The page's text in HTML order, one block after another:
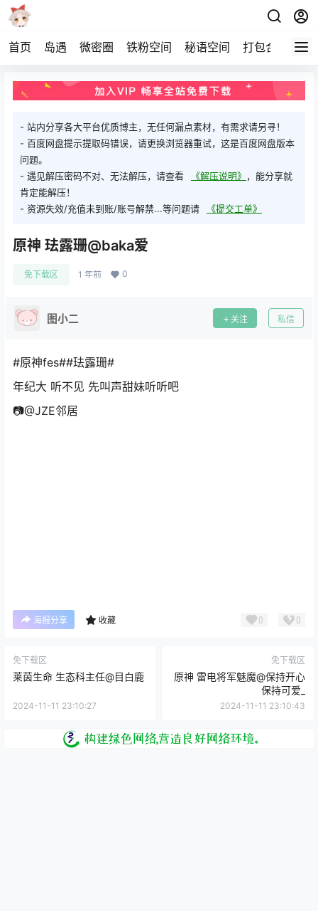
首页 岛遇 微密圈 铁粉空间 秘语空间 打包合集 关
- 站内分享各大平台优质博主，无任何漏点素材，有需求请另寻！
- 百度网盘提示提取码错误，请更换浏览器重试，这是百度网盘版本
问题。
- 遇见解压密码不对、无法解压，请查看
《解压说明》 ，能分享就
肯定能解压！
- 资源失效/充值未到账/账号解禁...等问题请
《提交工单》
原神 珐露珊@baka爱
免下载区 1 年前 0
图小二 关注 私信
#原神fes##珐露珊#
年纪大 听不见 先叫声甜妹听听吧
📷@JZE邻居 ​​​
海报分享 收藏 0 0
免下载区
莱茵生命 生态科主任@目白鹿
2024-11-11 23:10:27
免下载区
原神 雷电将军魅魔@保持开心
保持可爱_
2024-11-11 23:10:43